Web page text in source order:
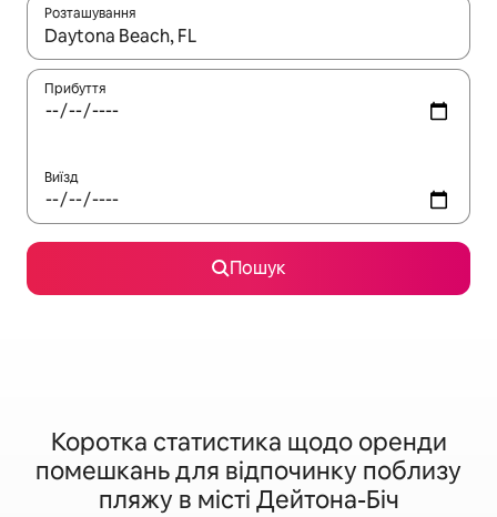
Розташування
Отримавши результати пошуку, використовуйте для
Прибуття
Виїзд
Пошук
Коротка статистика щодо оренди
помешкань для відпочинку поблизу
пляжу в місті Дейтона-Біч